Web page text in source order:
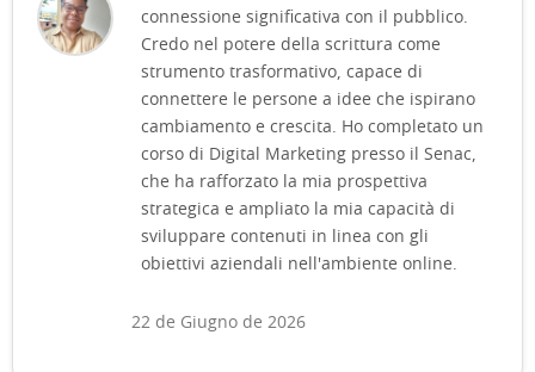
connessione significativa con il pubblico.
Credo nel potere della scrittura come
strumento trasformativo, capace di
connettere le persone a idee che ispirano
cambiamento e crescita. Ho completato un
corso di Digital Marketing presso il Senac,
che ha rafforzato la mia prospettiva
strategica e ampliato la mia capacità di
sviluppare contenuti in linea con gli
obiettivi aziendali nell'ambiente online.
22 de Giugno de 2026